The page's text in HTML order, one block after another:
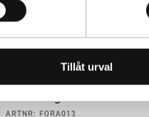
Tillåt urval
Strålkastarram framlyktor
Ford Ranger 2016-2022
ARTNR: FORA013